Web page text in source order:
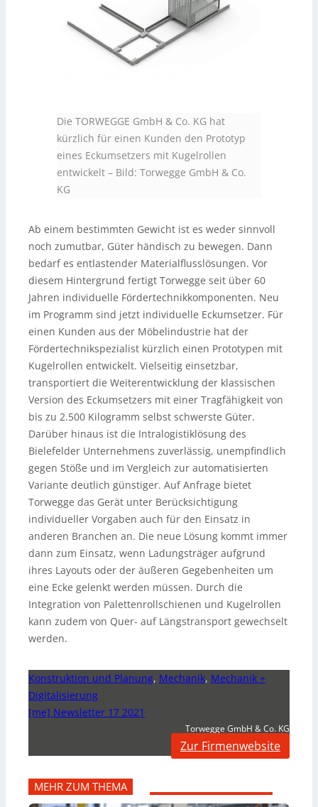
Die TORWEGGE GmbH & Co. KG hat
kürzlich für einen Kunden den Prototyp
eines Eckumsetzers mit Kugelrollen
entwickelt – Bild: Torwegge GmbH & Co.
KG
Ab einem bestimmten Gewicht ist es weder sinnvoll
noch zumutbar, Güter händisch zu bewegen. Dann
bedarf es entlastender Materialflusslösungen. Vor
diesem Hintergrund fertigt Torwegge seit über 60
Jahren individuelle Fördertechnikkomponenten. Neu
im Programm sind jetzt individuelle Eckumsetzer. Für
einen Kunden aus der Möbelindustrie hat der
Fördertechnikspezialist kürzlich einen Prototypen mit
Kugelrollen entwickelt. Vielseitig einsetzbar,
transportiert die Weiterentwicklung der klassischen
Version des Eckumsetzers mit einer Tragfähigkeit von
bis zu 2.500 Kilogramm selbst schwerste Güter.
Darüber hinaus ist die Intralogistiklösung des
Bielefelder Unternehmens zuverlässig, unempfindlich
gegen Stöße und im Vergleich zur automatisierten
Variante deutlich günstiger. Auf Anfrage bietet
Torwegge das Gerät unter Berücksichtigung
individueller Vorgaben auch für den Einsatz in
anderen Branchen an. Die neue Lösung kommt immer
dann zum Einsatz, wenn Ladungsträger aufgrund
ihres Layouts oder der äußeren Gegebenheiten um
eine Ecke gelenkt werden müssen. Durch die
Integration von Palettenrollschienen und Kugelrollen
kann zudem von Quer- auf Längstransport gewechselt
werden.
Konstruktion und Planung, Mechanik, Mechanik +
Digitalisierung
[me] Newsletter 17 2021
Torwegge GmbH & Co. KG
Zur Firmenwebsite
MEHR ZUM THEMA